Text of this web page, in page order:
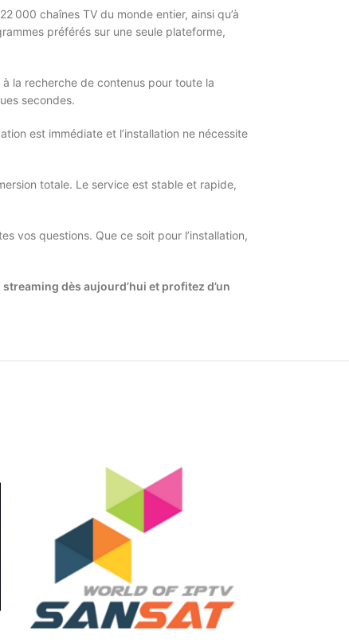
000 chaînes TV du monde entier, ainsi qu’à
préférés sur une seule plateforme,
la recherche de contenus pour toute la
secondes.
est immédiate et l’installation ne nécessite
totale. Le service est stable et rapide,
vos questions. Que ce soit pour l’installation,
dès aujourd’hui et profitez d’un